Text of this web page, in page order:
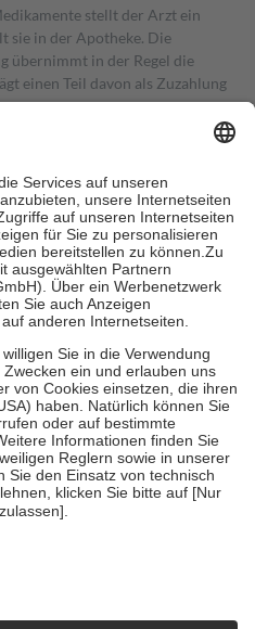
stellt der Arzt ein
sie in der Apotheke. Die
übernimmt in der Regel die
einen Teil davon als Zuzahlung
in Höhe von zehn
nie mehr als die tatsächlichen
auch für Online-Apotheken.
beträgt die
sowie zehn Euro je
für ihre eigene Gesundheit zu
der Familie zu unterstützen,
vollendeten 18. Lebensjahr
Früherkennung, die von der
es sich um echte Bewertungen
4419944605341